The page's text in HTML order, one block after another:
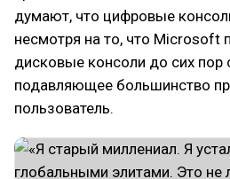
думают, что цифровые
несмотря на то, что Microsoft
дисковые консоли до сих пор
подавляющее большинство
пользователь.